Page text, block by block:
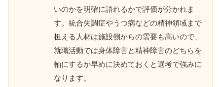
いのかを明確に語れるかで評価が分かれま
す。統合失調症やうつ病などの精神領域まで
担える人材は施設側からの需要も高いので、
就職活動では身体障害と精神障害のどちらを
軸にするか早めに決めておくと選考で強みに
なります。